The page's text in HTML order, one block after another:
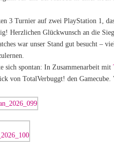
3 Turnier auf zwei PlayStation 1,
Herzlichen Glückwunsch an die
war unser Stand gut besucht –
sich spontan: In Zusammenarbeit mit
von TotalVerbuggt! den